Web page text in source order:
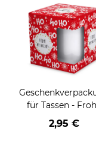
für Tassen -
Weihnachten -
HO HO - rot
2,95 €